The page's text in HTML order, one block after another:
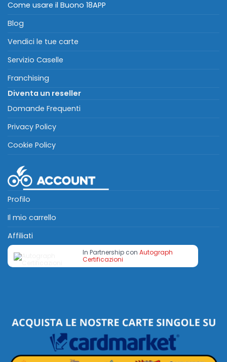
Come usare il Buono 18APP
Blog
Vendici le tue carte
Servizio Caselle
Franchising
Diventa un reseller
Domande Frequenti
Privacy Policy
Cookie Policy
Profilo
Il mio carrello
Affiliati
In Partnership con Autograph
Certificazioni